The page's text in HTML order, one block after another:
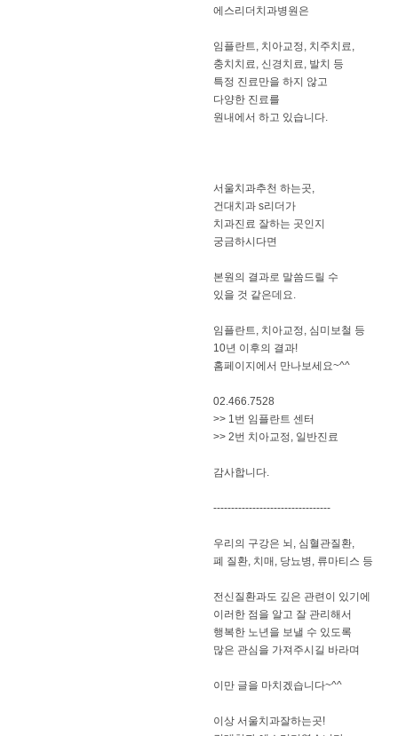
에스리더치과병원은
임플란트, 치아교정, 치주치료,
충치치료, 신경치료, 발치 등
특정 진료만을 하지 않고
다양한 진료를
원내에서 하고 있습니다.
서울치과추천 하는곳,
건대치과 s리더가
치과진료 잘하는 곳인지
궁금하시다면
​본원의 결과로 말씀드릴 수
있을 것 같은데요.
​임플란트, 치아교정, 심미보철 등
10년 이후의 결과!
홈페이지에서 만나보세요~^^
02.466.7528
>> 1번 임플란트 센터
>> 2번 치아교정, 일반진료
​감사합니다.
---------------------------------
우리의 구강은 뇌, 심혈관질환,
폐 질환, 치매, 당뇨병, 류마티스 등
전신질환과도 깊은 관련이 있기에
이러한 점을 알고 잘 관리해서
행복한 노년을 보낼 수 있도록
많은 관심을 가져주시길 바라며
이만 글을 마치겠습니다~^^
이상 서울치과잘하는곳!